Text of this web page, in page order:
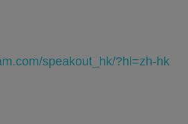
speakout_hk/?hl=zh-hk